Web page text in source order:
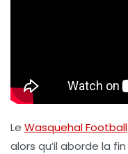
Le Wasquehal Football
alors qu’il aborde la